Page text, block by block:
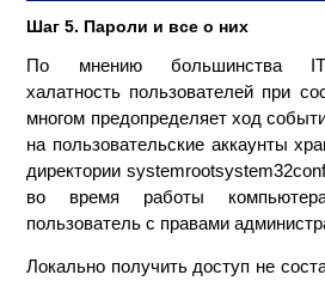
Шаг 5. Пароли и все о них
По мнению большинства IT-
халатность пользователей при
многом предопределяет ход
на пользовательские аккаунты
директории
во время работы
пользователь с правами
Локально получить доступ не